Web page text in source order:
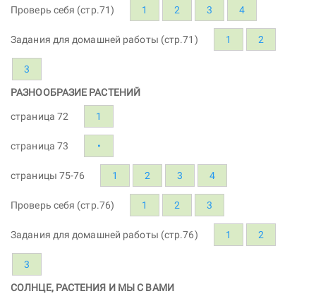
Проверь себя (стр.71) 1 2 3 4
Задания для домашней работы (стр.71) 1 2
3
РАЗНООБРАЗИЕ РАСТЕНИЙ
страница 72 1
страница 73 •
страницы 75-76 1 2 3 4
Проверь себя (стр.76) 1 2 3
Задания для домашней работы (стр.76) 1 2
3
СОЛНЦЕ, РАСТЕНИЯ И МЫ С ВАМИ